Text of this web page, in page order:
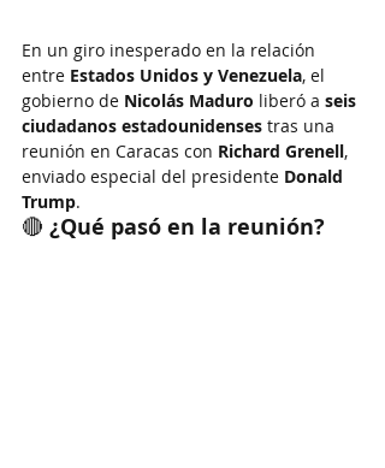
En un giro inesperado en la relación
entre Estados Unidos y Venezuela, el
gobierno de Nicolás Maduro liberó a seis
ciudadanos estadounidenses tras una
reunión en Caracas con Richard Grenell,
enviado especial del presidente Donald
Trump.
🔴 ¿Qué pasó en la reunión?